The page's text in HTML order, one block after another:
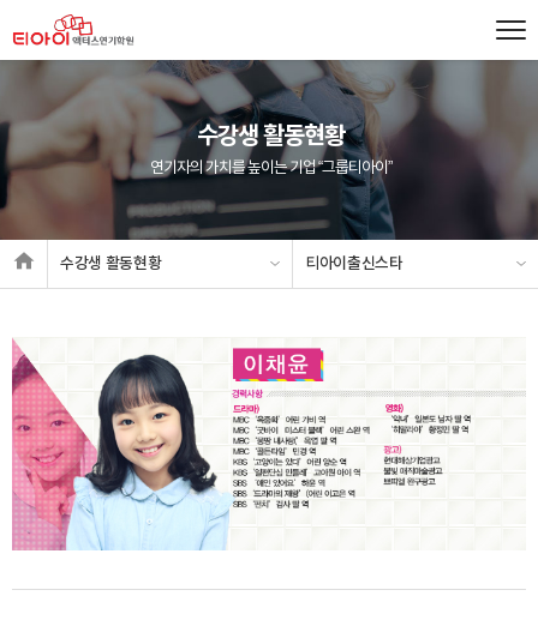
수강생 활동현황
연기자의 가치를 높이는 기업 “그룹티아이”
수강생 활동현황 티아이출신스타